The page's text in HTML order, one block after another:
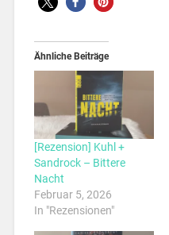
Ähnliche Beiträge
[Rezension] Kuhl +
Sandrock – Bittere
Nacht
Februar 5, 2026
In "Rezensionen"